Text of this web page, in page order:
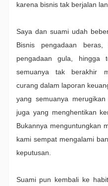
karena bisnis tak berjalan
Saya dan suami udah
Bisnis pengadaan
pengadaan gula, hingga
semuanya tak berakhir
curang dalam laporan
yang semuanya
juga yang menghentikan
Bukannya menguntungkan
kami sempat mengalami
keputusan.
Suami pun kembali ke